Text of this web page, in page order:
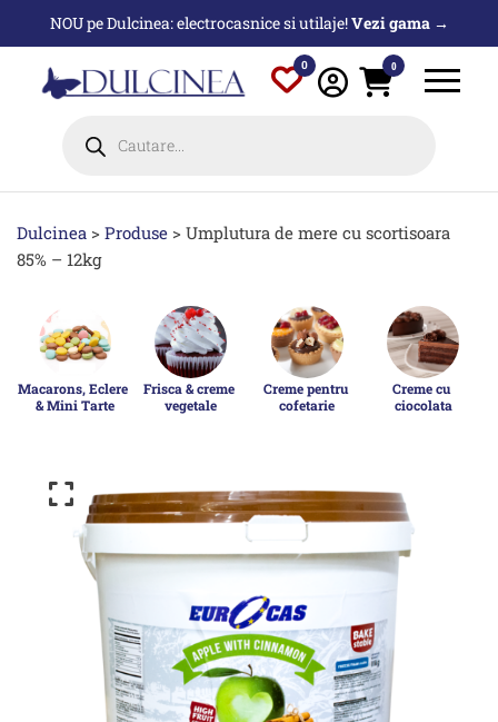
conținut
NOU pe Dulcinea: electrocasnice si utilaje!Vezi gama →
0 0
search
Dulcinea > Produse > Umplutura de mere cu scortisoara
85% – 12kg
Macarons, Eclere
& Mini Tarte
Frisca & creme
vegetale
Creme pentru
cofetarie
Creme cu
ciocolata